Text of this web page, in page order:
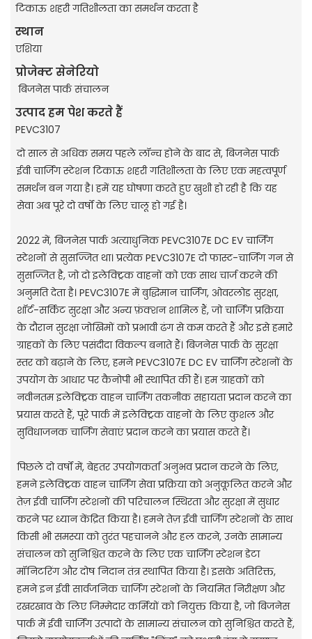
टिकाऊ शहरी गतिशीलता का समर्थन करता है
स्थान
एशिया
प्रोजेक्ट सेनेरियो
बिजनेस पार्क संचालन
उत्पाद हम पेश करते हैं
PEVC3107
दो साल से अधिक समय पहले लॉन्च होने के बाद से, बिजनेस पार्क
ईवी चार्जिंग स्टेशन टिकाऊ शहरी गतिशीलता के लिए एक महत्वपूर्ण
समर्थन बन गया है। हमें यह घोषणा करते हुए खुशी हो रही है कि यह
सेवा अब पूरे दो वर्षों के लिए चालू हो गई है।
2022 में, बिजनेस पार्क अत्याधुनिक PEVC3107E DC EV चार्जिंग
स्टेशनों से सुसज्जित था। प्रत्येक PEVC3107E दो फास्ट-चार्जिंग गन से
सुसज्जित है, जो दो इलेक्ट्रिक वाहनों को एक साथ चार्ज करने की
अनुमति देता है। PEVC3107E में बुद्धिमान चार्जिंग, ओवरलोड सुरक्षा,
शॉर्ट-सर्किट सुरक्षा और अन्य फ़ंक्शन शामिल हैं, जो चार्जिंग प्रक्रिया
के दौरान सुरक्षा जोखिमों को प्रभावी ढंग से कम करते हैं और इसे हमारे
ग्राहकों के लिए पसंदीदा विकल्प बनाते हैं। बिजनेस पार्क के सुरक्षा
स्तर को बढ़ाने के लिए, हमने PEVC3107E DC EV चार्जिंग स्टेशनों के
उपयोग के आधार पर कैनोपी भी स्थापित की हैं। हम ग्राहकों को
नवीनतम इलेक्ट्रिक वाहन चार्जिंग तकनीक सहायता प्रदान करने का
प्रयास करते हैं, पूरे पार्क में इलेक्ट्रिक वाहनों के लिए कुशल और
सुविधाजनक चार्जिंग सेवाएं प्रदान करने का प्रयास करते हैं।
पिछले दो वर्षों में, बेहतर उपयोगकर्ता अनुभव प्रदान करने के लिए,
हमने इलेक्ट्रिक वाहन चार्जिंग सेवा प्रक्रिया को अनुकूलित करने और
तेज़ ईवी चार्जिंग स्टेशनों की परिचालन स्थिरता और सुरक्षा में सुधार
करने पर ध्यान केंद्रित किया है। हमने तेज़ ईवी चार्जिंग स्टेशनों के साथ
किसी भी समस्या को तुरंत पहचानने और हल करने, उनके सामान्य
संचालन को सुनिश्चित करने के लिए एक चार्जिंग स्टेशन डेटा
मॉनिटरिंग और दोष निदान तंत्र स्थापित किया है। इसके अतिरिक्त,
हमने इन ईवी सार्वजनिक चार्जिंग स्टेशनों के नियमित निरीक्षण और
रखरखाव के लिए जिम्मेदार कर्मियों को नियुक्त किया है, जो बिजनेस
पार्क में ईवी चार्जिंग उत्पादों के सामान्य संचालन को सुनिश्चित करते हैं,